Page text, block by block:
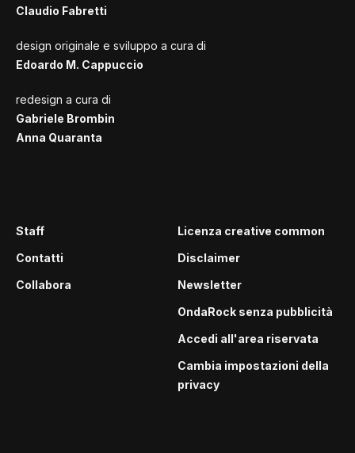
Claudio Fabretti
design originale e sviluppo a cura di
Edoardo M. Cappuccio
redesign a cura di
Gabriele Brombin
Anna Quaranta
Staff
Contatti
Collabora
Licenza creative common
Disclaimer
Newsletter
OndaRock senza pubblicità
Accedi all'area riservata
Cambia impostazioni della
privacy